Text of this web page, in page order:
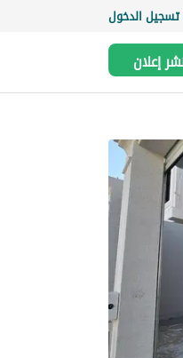
تسجيل الدخول
إعلان